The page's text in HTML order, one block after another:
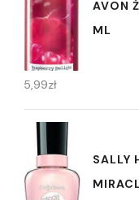
AVON
ML
5,99zł
SALLY